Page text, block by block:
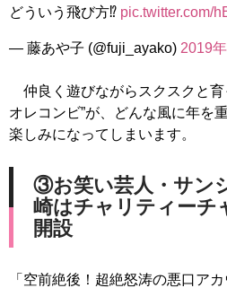
どういう飛び方⁉️ pic.twitter.com/
— 藤あや子 (@fuji_ayako) 2019
仲良く遊びながらスクスクと育
オレコンビ”が、どんな風に年を
楽しみになってしまいます。
③お笑い芸人・サン
崎はチャリティーチ
開設
「空前絶後！超絶怒涛の悪口ア